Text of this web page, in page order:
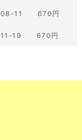
08-11 670円
11-19 670円